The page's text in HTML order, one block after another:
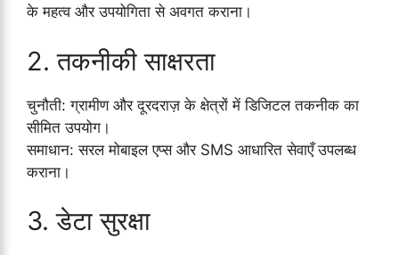
के महत्व और उपयोगिता से अवगत कराना।
2. तकनीकी साक्षरता
चुनौती: ग्रामीण और दूरदराज़ के क्षेत्रों में डिजिटल तकनीक का
सीमित उपयोग।
समाधान: सरल मोबाइल एप्स और SMS आधारित सेवाएँ उपलब्ध
कराना।
3. डेटा सुरक्षा